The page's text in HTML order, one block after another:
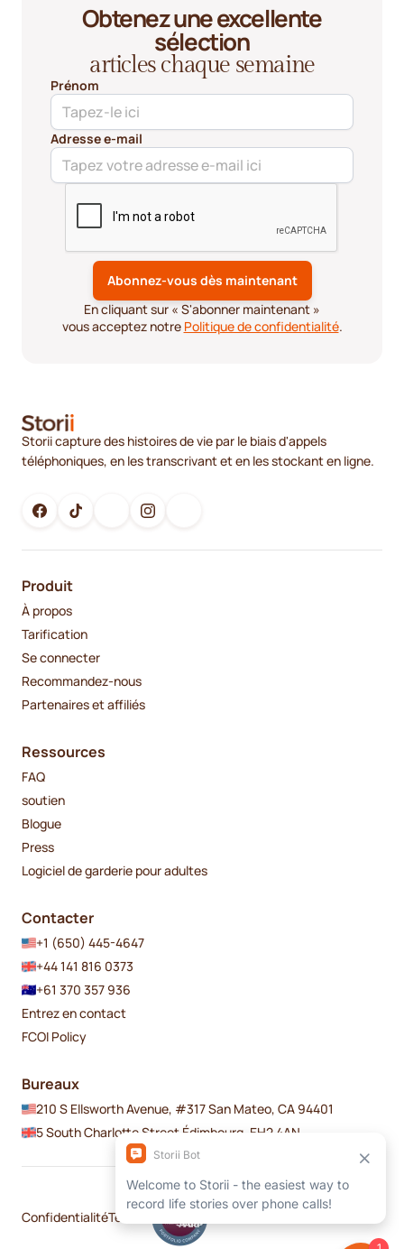
Obtenez une excellente
sélection
articles chaque semaine
Prénom
Adresse e-mail
En cliquant sur « S'abonner maintenant »
vous acceptez notre Politique de confidentialité.
Storii capture des histoires de vie par le biais d'appels
téléphoniques, en les transcrivant et en les stockant en ligne.
Produit
À propos
Tarification
Se connecter
Recommandez-nous
Partenaires et affiliés
Ressources
FAQ
soutien
Blogue
Press
Logiciel de garderie pour adultes
Contacter
+1 (650) 445-4647
+44 141 816 0373
+61 370 357 936
Entrez en contact
FCOI Policy
Bureaux
210 S Ellsworth Avenue, #317 San Mateo, CA 94401
5 South Charlotte Street Édimbourg, EH2 4AN
ConfidentialitéTermes